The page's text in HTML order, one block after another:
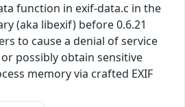
function in exif-data.c in the
(aka libexif) before 0.6.21
to cause a denial of service
possibly obtain sensitive
memory via crafted EXIF